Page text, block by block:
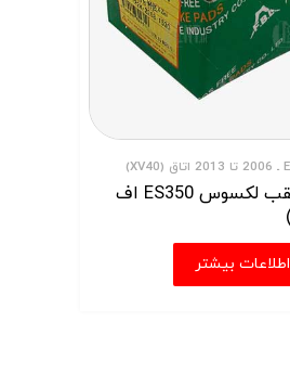
لنت ترمز عقب لکسوس ES350 اف
اطلاعات بیشتر